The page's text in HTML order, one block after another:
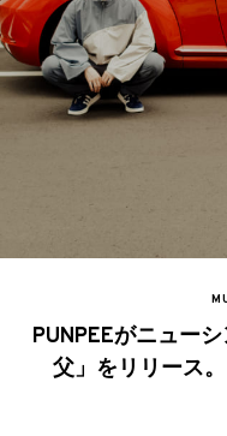
PUNPEEがニュー
父」をリリース